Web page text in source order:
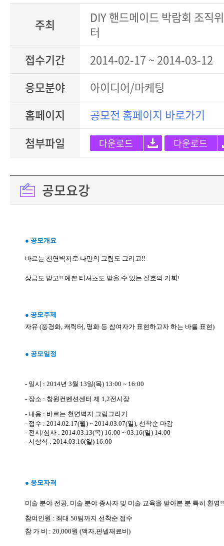
주최
DIY 핸드메이드 박람회 조직
터
접수기간
2014-02-17 ~ 2014-03-12
응모분야
아이디어/마케팅
홈페이지
공모전 홈페이지 바로가기
첨부파일
다운로드 다운로드
공모요강
● 공모개요
바르는 천연벽지로 나만의 그림도 그리고!!
상금도 받고!! 예쁜 티셔츠도 받을 수 있는 절호의 기회 !
● 공모주제
자유 (풍경화, 캐릭터, 명화 등 참여자가 표현하고자 하는 바를 표현)
● 공모일정
- 일시 : 2014년 3월 13일(목) 13:00 ~ 16:00
- 장소 : 창원컨벤션센터 제 1,2전시장
- 내 용 : 바르는 천연벽지 그림그리기
- 접 수 : 2014.02.17(월) ~ 2014.03.07(일), 선착순 마감
- 전시/심사 : 2014.03.13(목) 16:00 ~ 03.16(일) 14:00
- 시상식 : 2014.03.16(일) 16:00
● 응모자격
미술 분야 전공, 미술 분야 종사자 및 미술 교육을 받아본 분 특히 환영
참여인원 : 최대 50팀까지 선착순 접수
참 가 비 : 20,000원 (액자,판넬재료비)